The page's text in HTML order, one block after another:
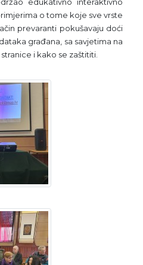
edukativno interaktivno
o tome koje sve vrste
prevaranti pokušavaju doći
građana, sa savjetima na
i kako se zaštititi.